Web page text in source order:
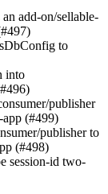
add-on/sellable-
to
into
publisher
(#499)
publisher to
(#498)
session-id two-